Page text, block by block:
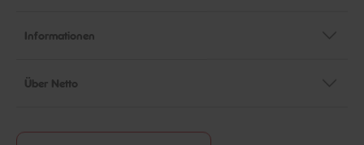
Über Netto